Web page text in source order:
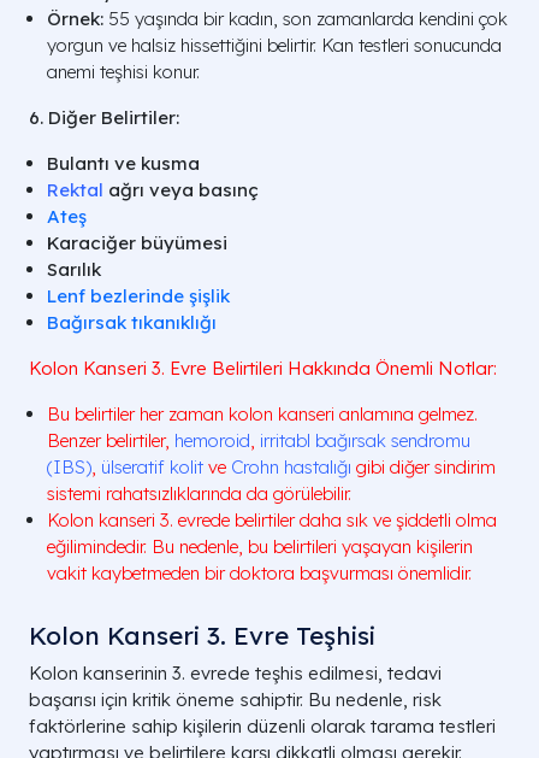
Örnek: 55 yaşında bir kadın, son zamanlarda kendini çok
yorgun ve halsiz hissettiğini belirtir. Kan testleri sonucunda
anemi teşhisi konur.
6. Diğer Belirtiler:
Bulantı ve kusma
Rektal ağrı veya basınç
Ateş
Karaciğer büyümesi
Sarılık
Lenf bezlerinde şişlik
Bağırsak tıkanıklığı
Kolon Kanseri 3. Evre Belirtileri Hakkında Önemli Notlar:
Bu belirtiler her zaman kolon kanseri anlamına gelmez.
Benzer belirtiler, hemoroid, irritabl bağırsak sendromu
(IBS), ülseratif kolit ve Crohn hastalığı gibi diğer sindirim
sistemi rahatsızlıklarında da görülebilir.
Kolon kanseri 3. evrede belirtiler daha sık ve şiddetli olma
eğilimindedir. Bu nedenle, bu belirtileri yaşayan kişilerin
vakit kaybetmeden bir doktora başvurması önemlidir.
Kolon Kanseri 3. Evre Teşhisi
Kolon kanserinin 3. evrede teşhis edilmesi, tedavi
başarısı için kritik öneme sahiptir. Bu nedenle, risk
faktörlerine sahip kişilerin düzenli olarak tarama testleri
yaptırması ve belirtilere karşı dikkatli olması gerekir.